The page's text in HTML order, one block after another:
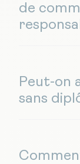
de
Peut-on
sans